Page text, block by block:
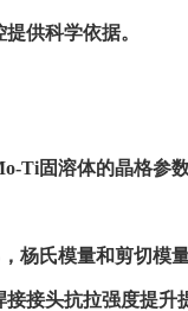
供科学依据。
Ti固溶体的晶格参
杨氏模量和剪切模
接头抗拉强度提升